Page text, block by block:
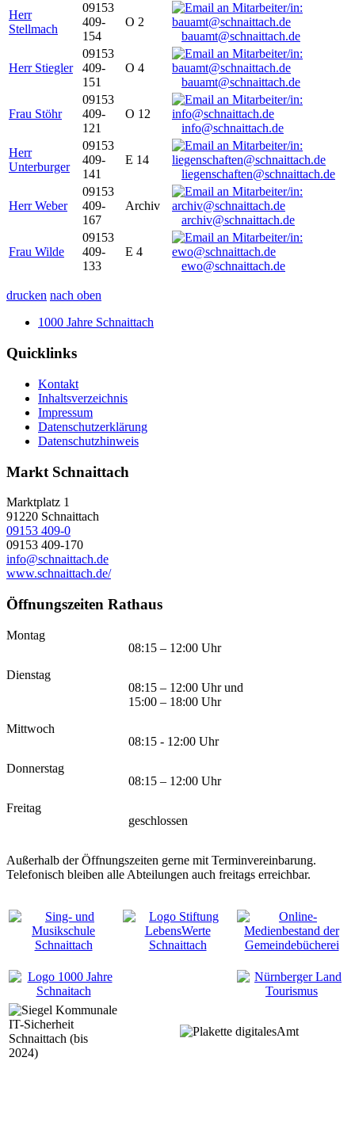
Herr
Stellmach
09153
409-
154
O 2
bauamt@schnaittach.de
Herr Stiegler
09153
409-
151
O 4
bauamt@schnaittach.de
Frau Stöhr
09153
409-
121
O 12
info@schnaittach.de
Herr
Unterburger
09153
409-
141
E 14
liegenschaften@schnaittach.de
Herr Weber
09153
409-
167
Archiv
archiv@schnaittach.de
Frau Wilde
09153
409-
133
E 4
ewo@schnaittach.de
drucken nach oben
1000 Jahre Schnaittach
Quicklinks
Kontakt
Inhaltsverzeichnis
Impressum
Datenschutzerklärung
Datenschutzhinweis
Markt Schnaittach
Marktplatz 1
91220 Schnaittach
09153 409-0
09153 409-170
info@schnaittach.de
www.schnaittach.de/
Öffnungszeiten Rathaus
Montag
08:15 – 12:00 Uhr
Dienstag
08:15 – 12:00 Uhr und
15:00 – 18:00 Uhr
Mittwoch
08:15 - 12:00 Uhr
Donnerstag
08:15 – 12:00 Uhr
Freitag
geschlossen
Außerhalb der Öffnungszeiten gerne mit Terminvereinbarung.
Telefonisch bleiben alle Abteilungen auch freitags erreichbar.